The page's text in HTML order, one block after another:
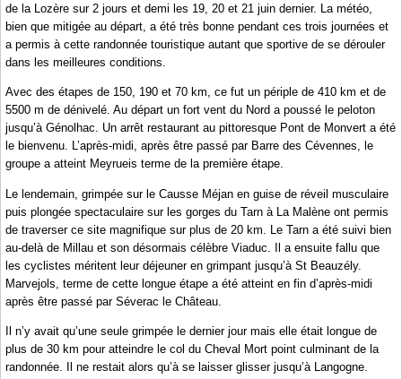
de la Lozère sur 2 jours et demi les 19, 20 et 21 juin dernier. La météo,
bien que mitigée au départ, a été très bonne pendant ces trois journées et
a permis à cette randonnée touristique autant que sportive de se dérouler
dans les meilleures conditions.
Avec des étapes de 150, 190 et 70 km, ce fut un périple de 410 km et de
5500 m de dénivelé. Au départ un fort vent du Nord a poussé le peloton
jusqu’à Génolhac. Un arrêt restaurant au pittoresque Pont de Monvert a été
le bienvenu. L’après-midi, après être passé par Barre des Cévennes, le
groupe a atteint Meyrueis terme de la première étape.
Le lendemain, grimpée sur le Causse Méjan en guise de réveil musculaire
puis plongée spectaculaire sur les gorges du Tarn à La Malène ont permis
de traverser ce site magnifique sur plus de 20 km. Le Tarn a été suivi bien
au-delà de Millau et son désormais célèbre Viaduc. Il a ensuite fallu que
les cyclistes méritent leur déjeuner en grimpant jusqu’à St Beauzély.
Marvejols, terme de cette longue étape a été atteint en fin d’après-midi
après être passé par Séverac le Château.
Il n’y avait qu’une seule grimpée le dernier jour mais elle était longue de
plus de 30 km pour atteindre le col du Cheval Mort point culminant de la
randonnée. Il ne restait alors qu’à se laisser glisser jusqu’à Langogne.